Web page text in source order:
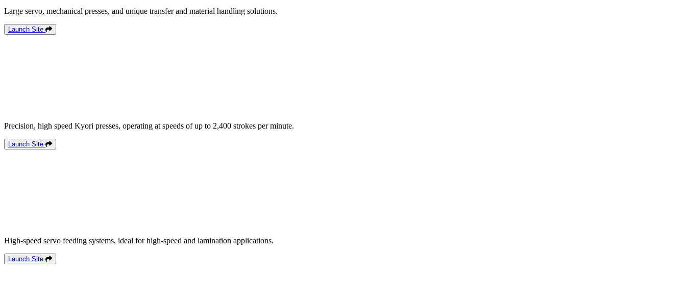
Large servo, mechanical presses, and unique transfer and material handling solutions.
Launch Site
Precision, high speed Kyori presses, operating at speeds of up to 2,400 strokes per minute.
Launch Site
High-speed servo feeding systems, ideal for high-speed and lamination applications.
Launch Site